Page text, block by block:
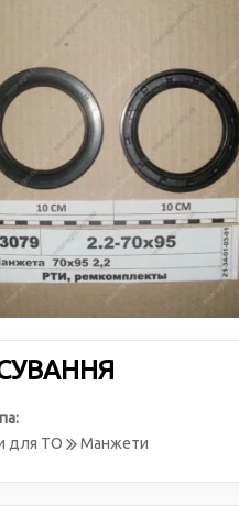
для ТО
Манжети